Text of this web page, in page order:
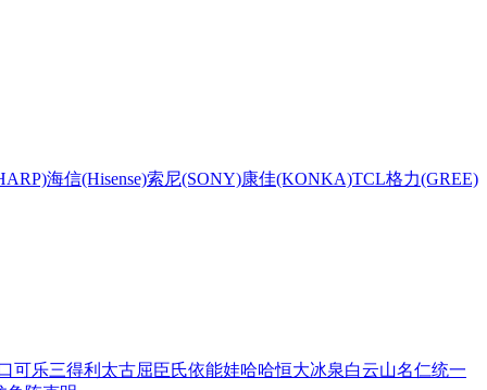
海信(Hisense)索尼(SONY)康佳(KONKA)TCL格力(GREE)
可乐三得利 太古屈臣氏依能娃哈哈恒大冰泉白云山名仁统一